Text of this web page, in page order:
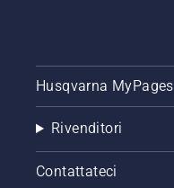
Husqvarna MyPages
Rivenditori
Contattateci